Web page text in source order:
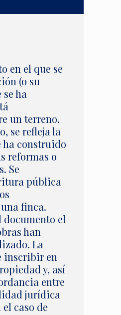
en el que se
(o su
ha
un terreno.
se refleja la
ha construido
reformas o
Se
pública
finca.
documento el
han
La
inscribir en
y, así
entre
jurídica
caso de